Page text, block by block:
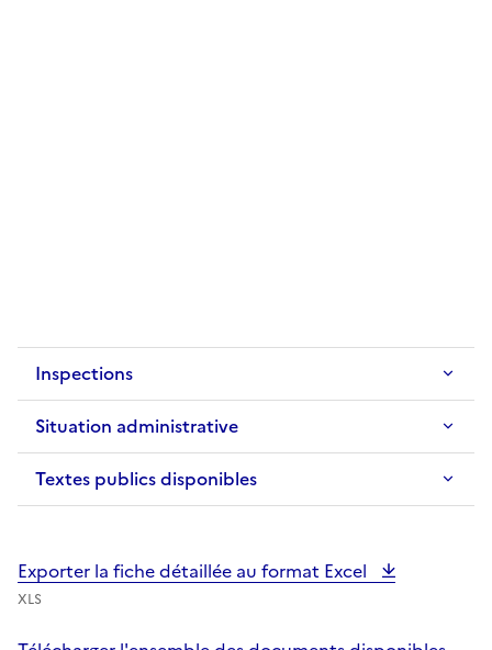
Inspections
Situation administrative
Textes publics disponibles
Exporter la fiche détaillée au format Excel
XLS